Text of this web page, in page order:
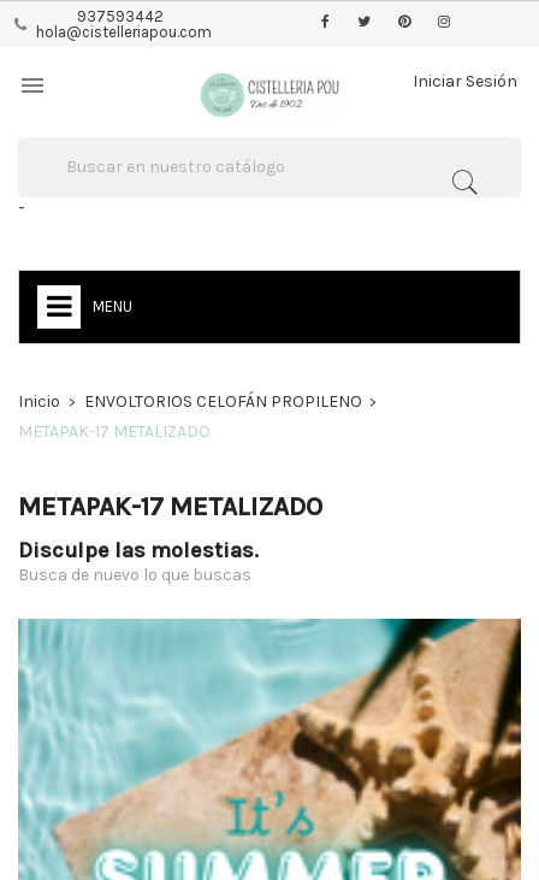
937593442
hola@cistelleriapou.com
Iniciar Sesión

-
MENU
Inicio
ENVOLTORIOS CELOFÁN PROPILENO
METAPAK-17 METALIZADO
METAPAK-17 METALIZADO
Disculpe las molestias.
Busca de nuevo lo que buscas